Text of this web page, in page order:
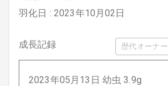
羽化日 : 2023年10月02日
成長記録 歴代オーナー
2023年05月13日 幼虫 3.9g